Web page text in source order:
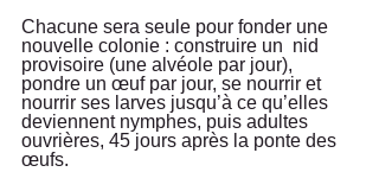
Chacune sera seule pour fonder une
nouvelle colonie : construire un  nid
provisoire (une alvéole par jour),
pondre un œuf par jour, se nourrir et
nourrir ses larves jusqu’à ce qu’elles
deviennent nymphes, puis adultes
ouvrières, 45 jours après la ponte des
œufs.